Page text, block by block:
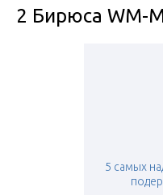
2 Бирюса WM-
5 самых